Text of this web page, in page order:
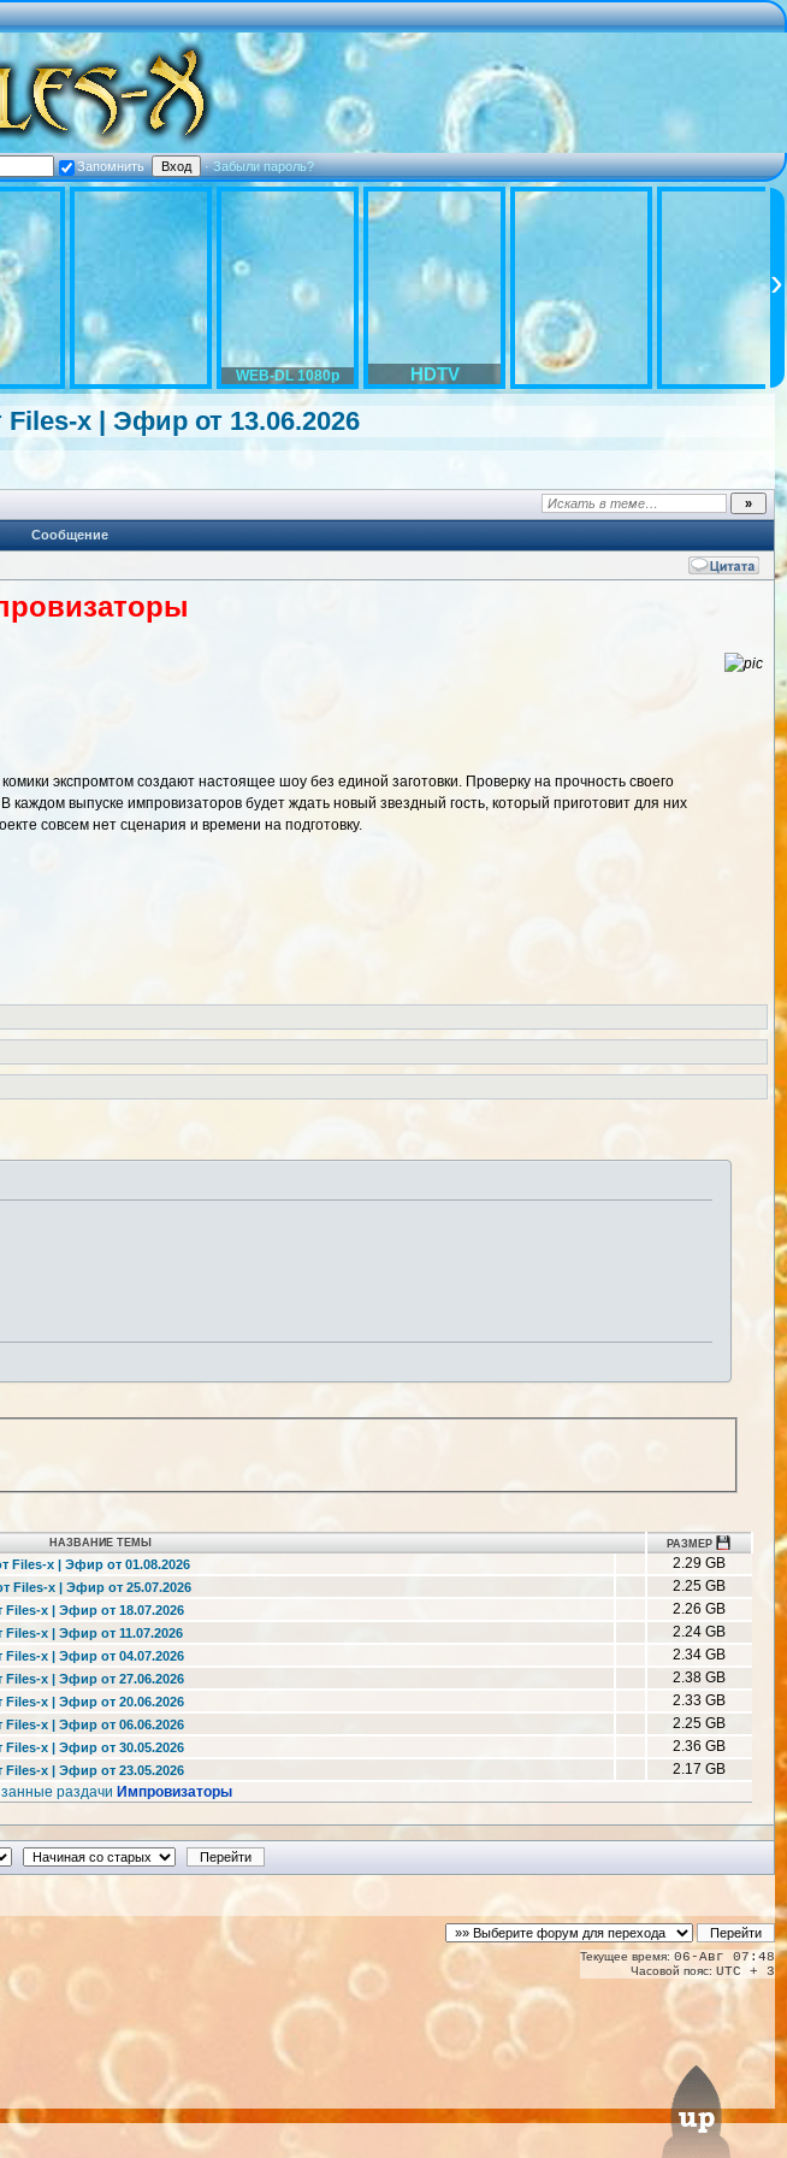
Запомнить ·Забыли пароль?
WEB-DL 1080p HDTV
Files-x | Эфир от 13.06.2026
Сообщение
экспромтом создают настоящее шоу без единой заготовки. Проверку на прочность своего
выпуске импровизаторов будет ждать новый звездный гость, который приготовит для них
совсем нет сценария и времени на подготовку.
НАЗВАНИЕ ТЕМЫ РАЗМЕР
Files-x | Эфир от 01.08.2026
2.29 GB
Files-x | Эфир от 25.07.2026
2.25 GB
Files-x | Эфир от 18.07.2026
2.26 GB
Files-x | Эфир от 11.07.2026
2.24 GB
Files-x | Эфир от 04.07.2026
2.34 GB
Files-x | Эфир от 27.06.2026
2.38 GB
Files-x | Эфир от 20.06.2026
2.33 GB
Files-x | Эфир от 06.06.2026
2.25 GB
Files-x | Эфир от 30.05.2026
2.36 GB
Files-x | Эфир от 23.05.2026
2.17 GB
раздачи Импровизаторы
Текущее время: 06-Авг 07:48
Часовой пояс: UTC + 3